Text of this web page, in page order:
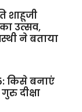
शाहूजी
का उत्सव,
ने बताया
किसे बनाएं
दीक्षा